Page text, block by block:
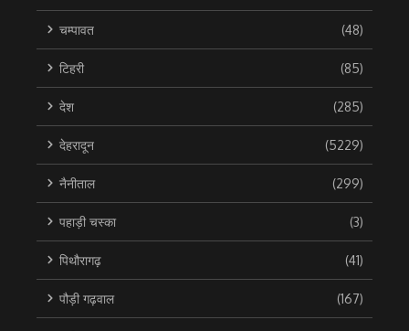
चम्पावत (48)
टिहरी (85)
देश (285)
देहरादून (5229)
नैनीताल (299)
पहाड़ी चस्का (3)
पिथौरागढ़ (41)
पौड़ी गढ़वाल (167)